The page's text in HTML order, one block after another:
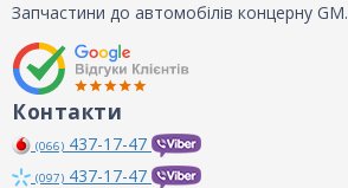
Запчастини до автомобілів концерну GM.
Контакти
(066) 437-17-47
(097) 437-17-47